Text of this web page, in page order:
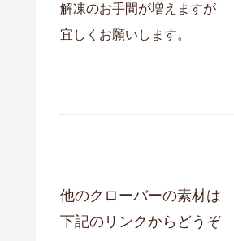
解凍のお手間が増えますが
宜しくお願いします。
他のクローバーの素材は
下記のリンクからどうぞ